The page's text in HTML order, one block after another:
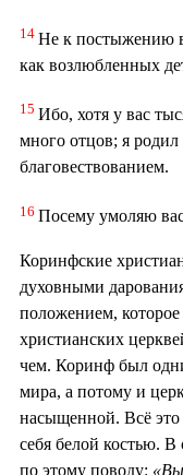
14 Не к постыжению
как возлюбленных
15 Ибо, хотя у вас
много отцов; я
благовествованием.
16 Посему умоляю
Коринфские
духовными
положением,
христианских
чем. Коринф был
мира, а потому и
насыщенной. Всё
себя белой костью.
по этому поводу: